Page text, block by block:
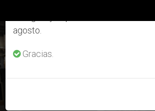
ÚLTIMAS NOTICIAS
agosto.
Gracias.